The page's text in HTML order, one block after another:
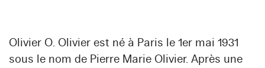
Olivier O. Olivier est né à Paris le 1er mai 1931
sous le nom de Pierre Marie Olivier. Après une